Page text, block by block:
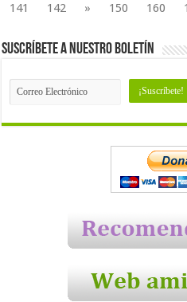
141
142 » 150 160
Suscríbete a nuestro Boletín